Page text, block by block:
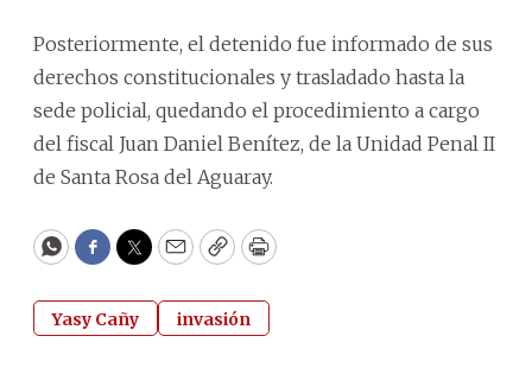
Posteriormente, el detenido fue informado de sus
derechos constitucionales y trasladado hasta la
sede policial, quedando el procedimiento a cargo
del fiscal Juan Daniel Benítez, de la Unidad Penal II
de Santa Rosa del Aguaray.
WhatsApp
Facebook
Twitter
EmailCopyPrint
Yasy Cañy invasión